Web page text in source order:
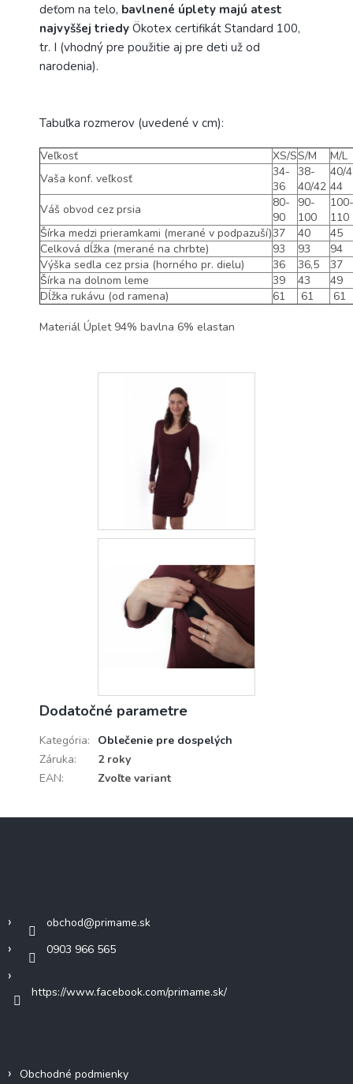
deťom na telo, bavlnené úplety majú atest
najvyššej triedy Ökotex certifikát Standard 100,
tr. I (vhodný pre použitie aj pre deti už od
narodenia).
Tabuľka rozmerov (uvedené v cm):
Veľkosť XS/SS/M
M/L
Vaša konf. veľkosť
34-
36
38-
40/42
40/
44
Váš obvod cez prsia
80-
90
90-
100
100-
110
Šírka medzi prieramkami (merané v podpazuší)37 40
45
Celková dĺžka (merané na chrbte) 93 93
94
Výška sedla cez prsia (horného pr. dielu) 36 36,5
37
Šírka na dolnom leme 39 43
49
Dĺžka rukávu (od ramena) 61 61 61
Materiál Úplet 94% bavlna 6% elastan
Dodatočné parametre
Kategória:
Oblečenie pre dospelých
Záruka:
2 roky
EAN: Zvoľte variant
obchod@primame.sk
0903 966 565
https://www.facebook.com/primame.sk/
Obchodné podmienky